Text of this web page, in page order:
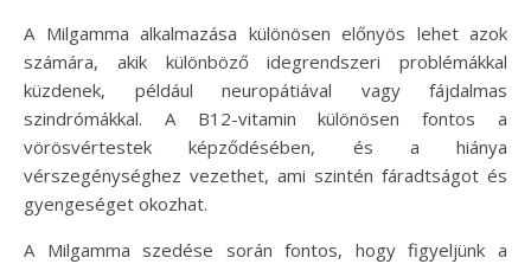
A Milgamma alkalmazása különösen előnyös lehet azok
számára, akik különböző idegrendszeri problémákkal
küzdenek, például neuropátiával vagy fájdalmas
szindrómákkal. A B12-vitamin különösen fontos a
vörösvértestek képződésében, és a hiánya
vérszegénységhez vezethet, ami szintén fáradtságot és
gyengeséget okozhat.
A Milgamma szedése során fontos, hogy figyeljünk a